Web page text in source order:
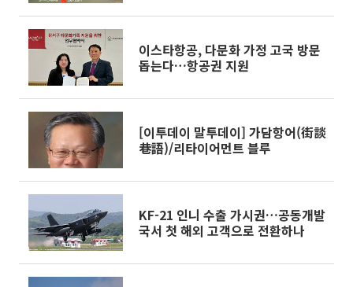
이스타항공, 다문화 가정 고국 방문
돕는다…항공권 지원
[이투데이 말투데이] 가담항어(街談
巷語)/리타이어먼트 블루
KF-21 인니 수출 가시권…공동개발
국서 첫 해외 고객으로 전환하나